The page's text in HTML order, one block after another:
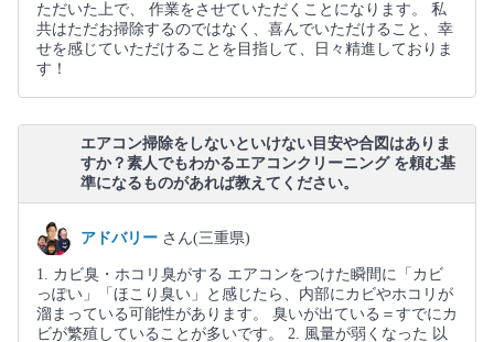
ただいた上で、 作業をさせていただくことになります。 私
共はただお掃除するのではなく、喜んでいただけること、幸
せを感じていただけることを目指して、日々精進しておりま
す！
エアコン掃除をしないといけない目安や合図はありま
すか？素人でもわかるエアコンクリーニング を頼む基
準になるものがあれば教えてください。
アドバリー さん(三重県)
1. カビ臭・ホコリ臭がする エアコンをつけた瞬間に「カビ
っぽい」「ほこり臭い」と感じたら、内部にカビやホコリが
溜まっている可能性があります。 臭いが出ている＝すでにカ
ビが繁殖していることが多いです。 2. 風量が弱くなった 以